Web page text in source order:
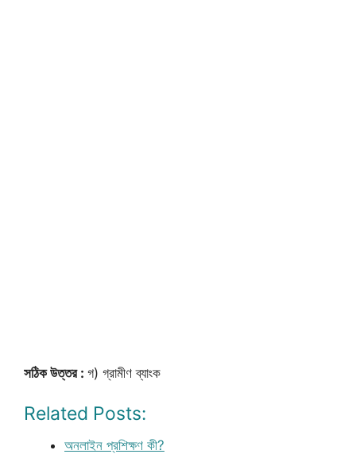
সঠিক উত্তর : গ) গ্রামীণ ব্যাংক
Related Posts:
অনলাইন প্রশিক্ষণ কী?